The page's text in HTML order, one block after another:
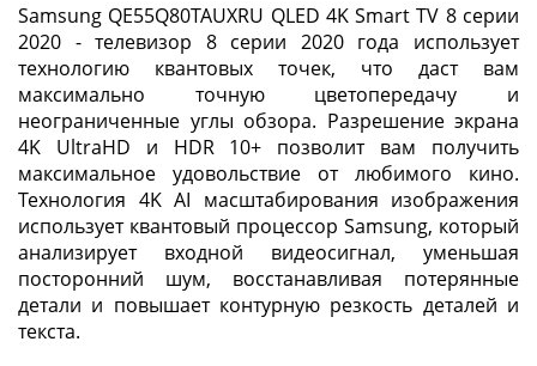
Samsung QE55Q80TAUXRU QLED 4K Smart TV 8 серии
2020 - телевизор 8 серии 2020 года использует
технологию квантовых точек, что даст вам
максимально точную цветопередачу и
неограниченные углы обзора. Разрешение экрана
4K UltraHD и HDR 10+ позволит вам получить
максимальное удовольствие от любимого кино.
Технология 4K AI масштабирования изображения
использует квантовый процессор Samsung, который
анализирует входной видеосигнал, уменьшая
посторонний шум, восстанавливая потерянные
детали и повышает контурную резкость деталей и
текста.